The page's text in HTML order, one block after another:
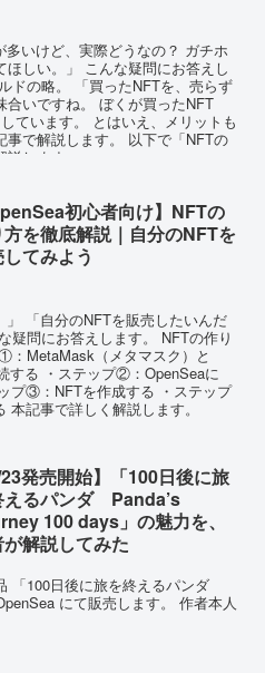
多いけど、実際どうなの？ ガチホ
しい。」 こんな疑問にお答えし
の略。 「買ったNFTを、売らず
合いですね。 ぼくが買ったNFT
ています。 とはいえ、メリットも
で解説します。 以下で「NFTの
します。
初心者向け】NFTの
を徹底解説｜自分のNFTを
てみよう
」 「自分のNFTを販売したいんだ
疑問にお答えします。 NFTの作り
MetaMask（メタマスク）と
する ・ステップ②：OpenSeaに
プ③：NFTを作成する ・ステップ
記事で詳しく解説します。
23発売開始】「100日後に旅
えるパンダ Panda’s
100 days」の魅力を、
解説してみた
「100日後に旅を終えるパンダ
にて販売します。 作者本人